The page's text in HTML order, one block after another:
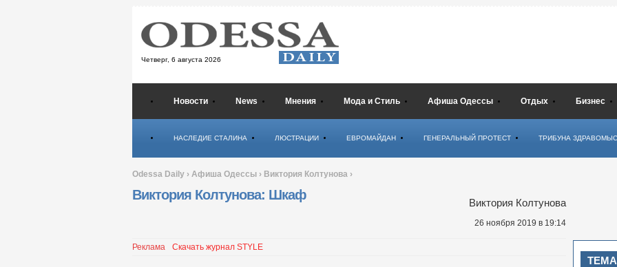
Четверг, 6 августа 2026
Новости News Мнения Мода и Стиль Афиша Одессы Отдых Бизнес
НАСЛЕДИЕ СТАЛИНА ЛЮСТРАЦИИ ЕВРОМАЙДАН ГЕНЕРАЛЬНЫЙ ПРОТЕСТ ТРИБУНА
Odessa Daily › Афиша Одессы › Виктория Колтунова ›
Виктория Колтунова: Шкаф
Виктория Колтунова
26 ноября 2019 в 19:14
Реклама Скачать журнал STYLE